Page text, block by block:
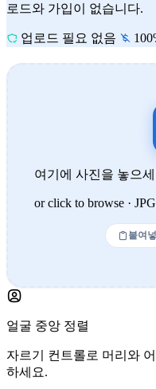
로드와 가입이 없습니다.
업로드 필요 없음
여기에 사진을 놓으
or click to browse ·
붙여
얼굴 중앙 정렬
자르기 컨트롤로 머리와
하세요.